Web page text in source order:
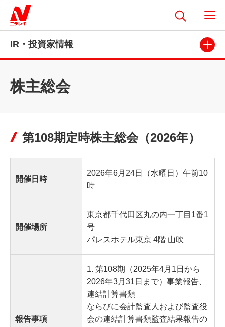
IR・投資家情報
株主総会
第108期定時株主総会（2026年）
開催日時
2026年6月24日（水曜日）午前10
時
開催場所
東京都千代田区丸の内一丁目1番1
号
パレスホテル東京 4階 山吹
報告事項
1. 第108期（2025年4月1日から
2026年3月31日まで）事業報告、
連結計算書類
ならびに会計監査人および監査役
会の連結計算書類監査結果報告の